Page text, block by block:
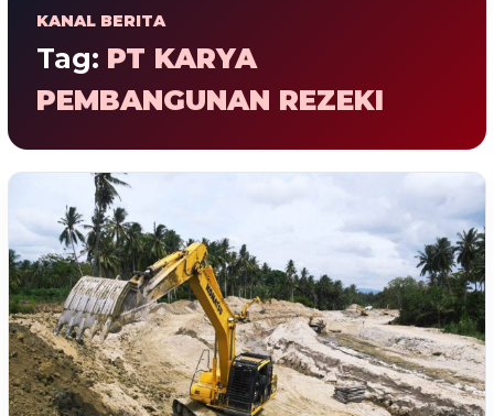
KANAL BERITA
Tag: PT KARYA
PEMBANGUNAN REZEKI